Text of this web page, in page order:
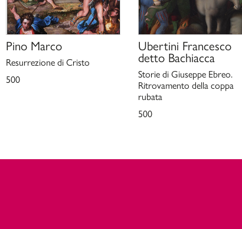
Pino Marco
Resurrezione di Cristo
500
Ubertini Francesco
detto Bachiacca
Storie di Giuseppe Ebreo.
Ritrovamento della coppa
rubata
500